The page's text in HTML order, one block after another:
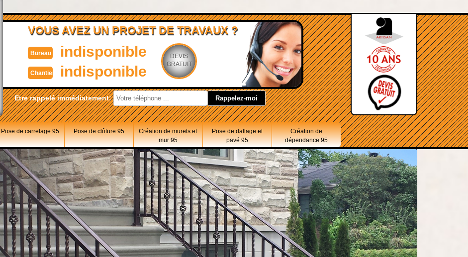
VOUS AVEZ UN PROJET DE TRAVAUX ?
Bureau indisponible
Chantier indisponible
DEVIS
GRATUIT
Etre rappelé immédiatement:
Pose de carrelage 95 Pose de clôture 95
Création de murets et
mur 95
Pose de dallage et
pavé 95
Création de
dépendance 95